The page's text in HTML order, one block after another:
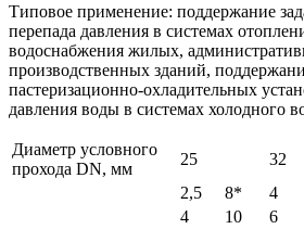
Типовое применение: поддержание
перепада давления в системах
водоснабжения жилых,
производственных зданий,
пастеризационно-охладительных
давления воды в системах холодного
Диаметр условного
прохода DN, мм
25 32
2,5 8* 4
4
10 6